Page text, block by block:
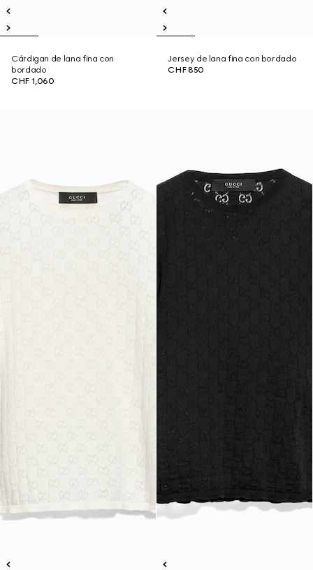
Cárdigan de lana fina con
bordado
CHF 1,060
Jersey de lana fina con bordado
CHF 850